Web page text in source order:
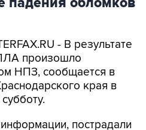
- В результате
произошло
НПЗ, сообщается в
края в
пострадали